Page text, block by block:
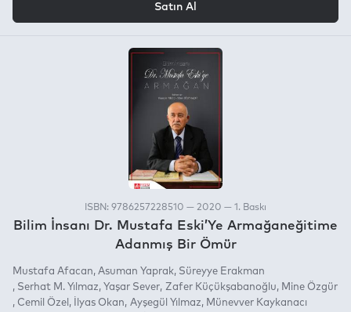
Satın Al
ISBN: 9786257228510 — 2020 — 1. Baskı
Bilim İnsanı Dr. Mustafa Eski’Ye Armağaneğitime
Adanmış Bir Ömür
Mustafa Afacan Asuman Yaprak Süreyye Erakman
Serhat M. Yılmaz
Yaşar Sever Zafer Küçükşabanoğlu
Mine Özgür
Cemil Özel
İlyas Okan Ayşegül Yılmaz
Münevver Kaykanacı